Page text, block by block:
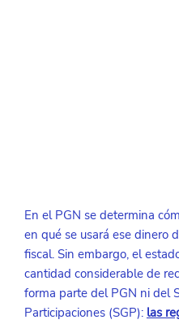
En el PGN se determina
en qué se usará ese dinero
fiscal. Sin embargo, el
cantidad considerable de
forma parte del PGN ni del
Participaciones (SGP): las